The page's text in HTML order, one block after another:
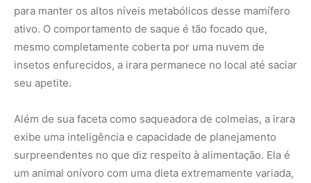
para manter os altos níveis metabólicos desse mamífero
ativo. O comportamento de saque é tão focado que,
mesmo completamente coberta por uma nuvem de
insetos enfurecidos, a irara permanece no local até saciar
seu apetite.
Além de sua faceta como saqueadora de colmeias, a irara
exibe uma inteligência e capacidade de planejamento
surpreendentes no que diz respeito à alimentação. Ela é
um animal onívoro com uma dieta extremamente variada,